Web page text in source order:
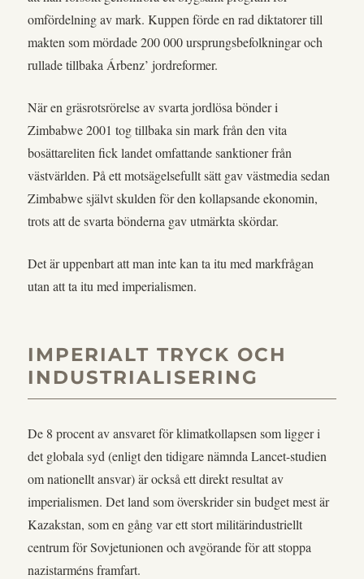
omfördelning av mark. Kuppen förde en rad diktatorer till
makten som mördade 200 000 ursprungsbefolkningar och
rullade tillbaka Árbenz’ jordreformer.
När en gräsrotsrörelse av svarta jordlösa bönder i
Zimbabwe 2001 tog tillbaka sin mark från den vita
bosättareliten fick landet omfattande sanktioner från
västvärlden. På ett motsägelsefullt sätt gav västmedia sedan
Zimbabwe självt skulden för den kollapsande ekonomin,
trots att de svarta bönderna gav utmärkta skördar.
Det är uppenbart att man inte kan ta itu med markfrågan
utan att ta itu med imperialismen.
IMPERIALT TRYCK OCH
INDUSTRIALISERING
De 8 procent av ansvaret för klimatkollapsen som ligger i
det globala syd (enligt den tidigare nämnda Lancet-studien
om nationellt ansvar) är också ett direkt resultat av
imperialismen. Det land som överskrider sin budget mest är
Kazakstan, som en gång var ett stort militärindustriellt
centrum för Sovjetunionen och avgörande för att stoppa
nazistarméns framfart.